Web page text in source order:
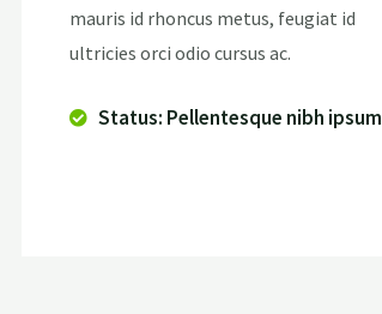
mauris id rhoncus metus, feugiat id
ultricies orci odio cursus ac.
Status: Pellentesque nibh ipsum